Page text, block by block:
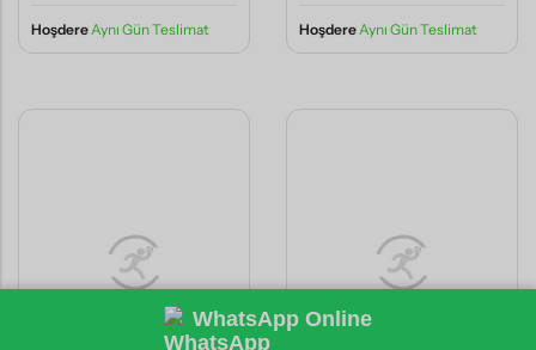
HoşdereAynı Gün Teslimat HoşdereAynı Gün Teslimat
WhatsApp Online